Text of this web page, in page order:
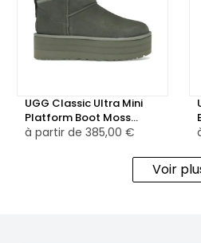
adaptée à leur mode de vie
UGG Classic Ultra Mini
Platform Boot Moss
Green
à partir de 385,00 €
Voir